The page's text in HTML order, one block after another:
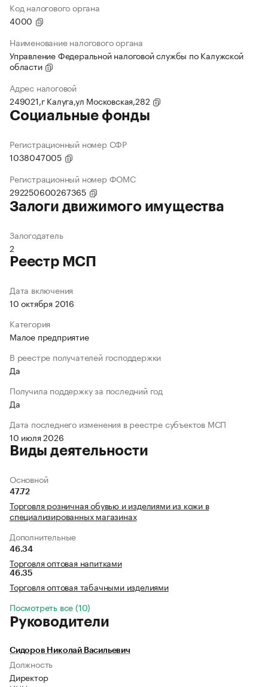
Код налогового органа
4000
Наименование налогового органа
Управление Федеральной налоговой службы по Калужской
области
Адрес налоговой
249021,г Калуга,ул Московская,282
Социальные фонды
Регистрационный номер СФР
1038047005
Регистрационный номер ФОМС
292250600267365
Залоги движимого имущества
Залогодатель
2
Реестр МСП
Дата включения
10 октября 2016
Категория
Малое предприятие
В реестре получателей господдержки
Да
Получила поддержку за последний год
Да
Дата последнего изменения в реестре субъектов МСП
10 июля 2026
Виды деятельности
Основной
47.72
Торговля розничная обувью и изделиями из кожи в
специализированных магазинах
Дополнительные
46.34
Торговля оптовая напитками
46.35
Торговля оптовая табачными изделиями
Посмотреть все (10)
Руководители
Сидоров Николай Васильевич
Должность
Директор